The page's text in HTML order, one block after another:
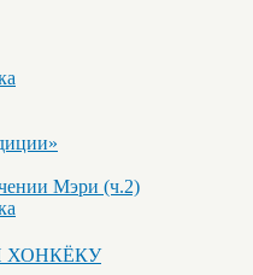
Мэри (ч.2)
ХОНКЁКУ